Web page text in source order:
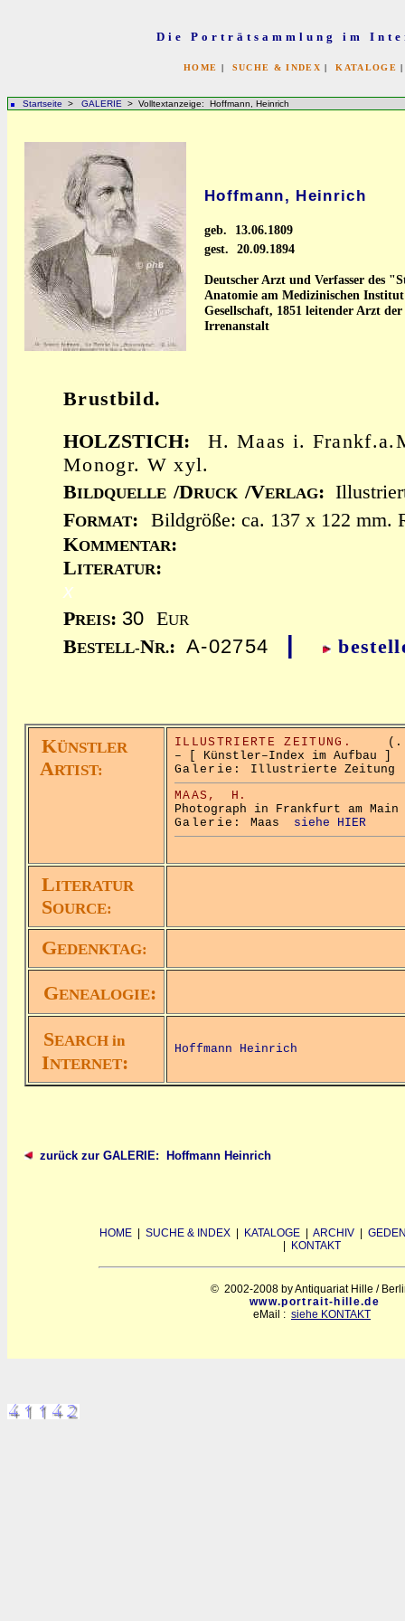
Die Porträtsammlung im
HOME | SUCHE & INDEX |KATALOGE
Startseite > GALERIE > Volltextanzeige: Hoffmann, Heinrich
Hoffmann, Heinrich
geb.
13.06.1809
gest.
20.09.1894
Deutscher Arzt und Verfasser des
Anatomie am Medizinischen
Gesellschaft, 1851 leitender Arzt
Irrenanstalt
Brustbild.
HOLZSTICH:
H. Maas i.
Monogr. W xyl.
BILDQUELLE /DRUCK /VERLAG:
FORMAT:
Bildgröße: ca. 137 x 122 mm.
KOMMENTAR:
LITERATUR:
x
PREIS: 30 EUR
BESTELL-NR.: A-02754 |
KÜNSTLER
ARTIST:
ILLUSTRIERTE ZEITUNG.
– [ Künstler–Index im Aufbau ]
Galerie: Illustrierte Zeitung
MAAS,
H.
Photograph in Frankfurt am
Galerie: Maas siehe HIER
LITERATUR
SOURCE:
GEDENKTAG:
GENEALOGIE:
SEARCH in
INTERNET:
Hoffmann Heinrich
zurück zur GALERIE: Hoffmann Heinrich
HOME SUCHE & INDEX KATALOGE ARCHIV
KONTAKT
© 2002-2008 by Antiquariat Hille /
www.portrait-hille.de
eMail : siehe KONTAKT